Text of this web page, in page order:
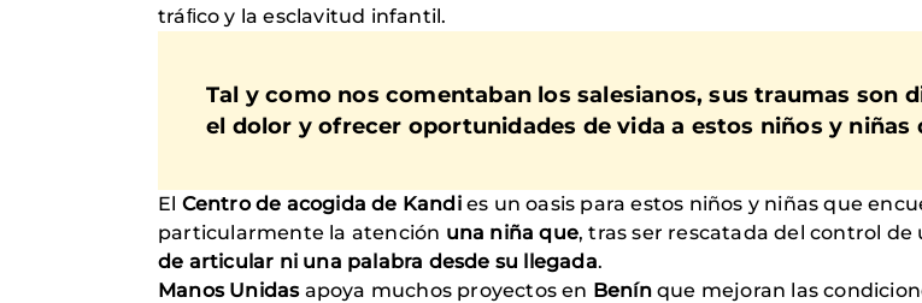
tráﬁco y la esclavitud infantil.
Tal y como nos comentaban los salesianos, sus traumas son
el dolor y ofrecer oportunidades de vida a estos niños y niñas
El Centro de acogida de Kandies un oasis para estos niños y niñas que
particularmente la atención una niña que, tras ser rescatada del control
de articular ni una palabra desde su llegada.
Manos Unidasapoya muchos proyectos en Benínque mejoran las